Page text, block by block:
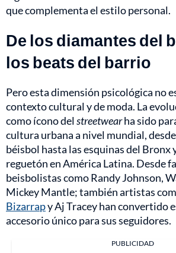
que complementa el estilo personal.
De los diamantes del
los beats del barrio
Pero esta dimensión psicológica no
contexto cultural y de moda. La
como ícono delstreetwearha sido
cultura urbana a nivel mundial,
béisbol hasta las esquinas del Bronx
reguetón en América Latina. Desde
beisbolistas como Randy Johnson,
Mickey Mantle; también artistas
Bizarrapy Aj Tracey han convertido
accesorio único para sus seguidores.
PUBLICIDAD